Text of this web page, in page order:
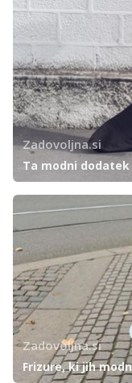
Zadovoljna.si
Ta modni
Zadovoljna.si
Frizure, ki jih